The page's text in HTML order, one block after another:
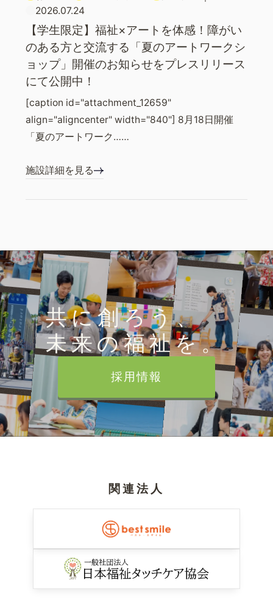
2026.07.24
【学生限定】福祉×アートを体感！障がい
のある方と交流する「夏のアートワークシ
ョップ」開催のお知らせをプレスリリース
にて公開中！
[caption id="attachment_12659"
align="aligncenter" width="840"] 8月18日開催
「夏のアートワーク……
施設詳細を見る
共に創ろう、
未来の福祉を。
採用情報
関連法人